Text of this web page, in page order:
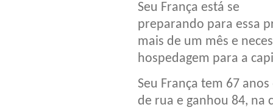
Seu França está se
preparando para essa
mais de um mês e
hospedagem para a
Seu França tem 67
de rua e ganhou 84, na